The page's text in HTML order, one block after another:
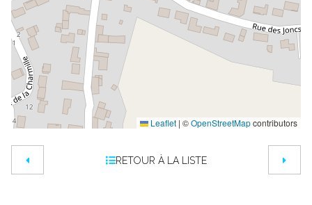
Leaflet | ©OpenStreetMapcontributors
RETOUR À LA LISTE